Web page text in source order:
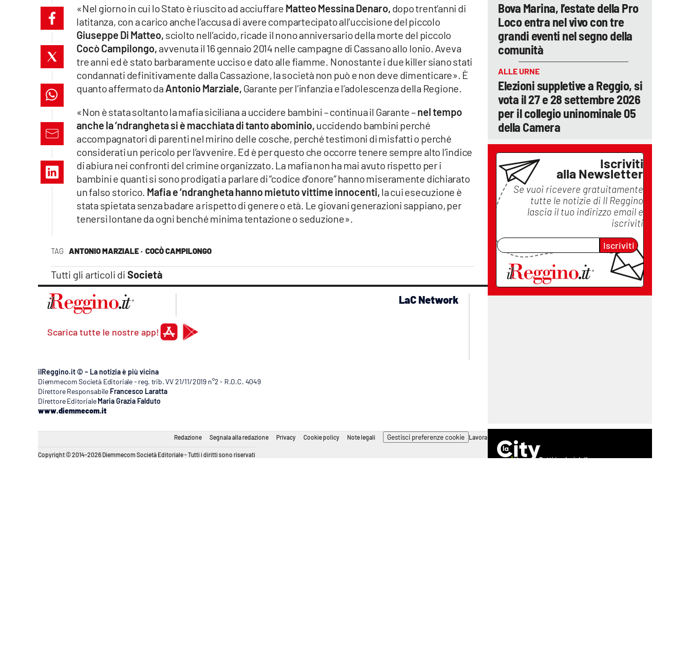
cosenzachannel.it
catanzarochannel.it
lacapitalenews.it
Vai
TAG ANTONIO MARZIALE · COCÒ CAMPILONGO
Tutti gli articoli di Società
«Nel giorno in cui lo Stato è riuscito ad acciuffare Matteo Messina Denaro, dopo trent’anni di
latitanza, con a carico anche l’accusa di avere compartecipato all’uccisione del piccolo
Giuseppe Di Matteo, sciolto nell’acido, ricade il nono anniversario della morte del piccolo
Cocò Campilongo, avvenuta il 16 gennaio 2014 nelle campagne di Cassano allo Ionio. Aveva
tre anni ed è stato barbaramente ucciso e dato alle fiamme. Nonostante i due killer siano stati
condannati definitivamente dalla Cassazione, la società non può e non deve dimenticare». È
quanto affermato da Antonio Marziale, Garante per l’infanzia e l’adolescenza della Regione.
«Non è stata soltanto la mafia siciliana a uccidere bambini – continua il Garante –nel tempo
anche la ‘ndrangheta si è macchiata di tanto abominio, uccidendo bambini perché
accompagnatori di parenti nel mirino delle cosche, perché testimoni di misfatti o perché
considerati un pericolo per l’avvenire. Ed è per questo che occorre tenere sempre alto l’indice
di abiura nei confronti del crimine organizzato. La mafia non ha mai avuto rispetto per i
bambini e quanti si sono prodigati a parlare di “codice d’onore” hanno miseramente dichiarato
un falso storico. Mafia e ‘ndrangheta hanno mietuto vittime innocenti, la cui esecuzione è
stata spietata senza badare a rispetto di genere o età. Le giovani generazioni sappiano, per
tenersi lontane da ogni benché minima tentazione o seduzione».
Bova Marina, l’estate della Pro
Loco entra nel vivo con tre
grandi eventi nel segno della
comunità
ALLE URNE
Elezioni suppletive a Reggio, si
vota il 27 e 28 settembre 2026
per il collegio uninominale 05
della Camera
Iscriviti
alla Newsletter
Se vuoi ricevere gratuitamente
tutte le notizie di Il Reggino
lascia il tuo indirizzo email e
iscriviti
Iscriviti
Scarica tutte le nostre app!
LaC Network
lacplay.it
lacitymag.it
ilReggino.it © – La notizia è più vicina
Diemmecom Società Editoriale - reg. trib. VV 21/11/2019 n°2 - R.O.C. 4049
Direttore Responsabile Francesco Laratta
Direttore Editoriale Maria Grazia Falduto
www.diemmecom.it
Redazione Segnala alla redazione Privacy Cookie policy Note legali Gestisci preferenze cookie Lavora con noi
Copyright © 2014-2026 Diemmecom Società Editoriale - Tutti i diritti sono riservati